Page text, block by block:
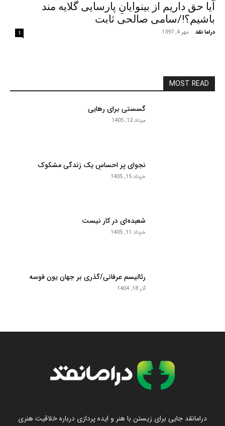
آیا حق داریم از بینوایانِ پارسایی گلایه مند
باشیم؟!/سامی صالحی ثابت
دراما نقد - مهر 4, 1397 1
MOST READ
گسستی برای رهایی
مرداد 12, 1405
نجوای پر احساسِ یک زندگی مشکوک
خرداد 15, 1405
شعبده‌ای در کار نیست
خرداد 11, 1405
رئالیسم عرفانی/گذری بر جهان یون فوسه
آذر 18, 1404
درامانقد جایی برای زیستن با هنر و ایده پردازی درباره خلاقیت هنری